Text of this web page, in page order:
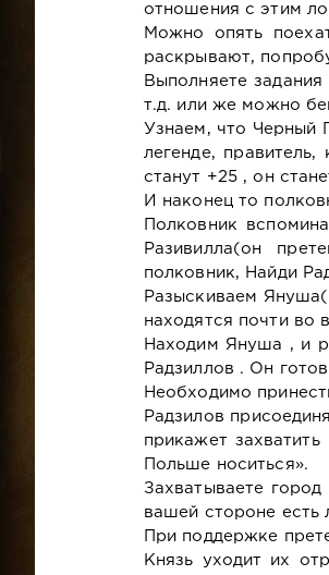
отношения с этим
Можно опять
раскрывают,
Выполняете
т.д. или же можно
Узнаем, что Черный
легенде,
станут +25 , он
И наконец то
Полковник
Разивилла(он
полковник, Найди
Разыскиваем
находятся почти во
Находим Януша , и
Радзиллов . Он
Необходимо
Радзилов
прикажет
Польше носиться».
Захватываете
вашей стороне
При поддержке
Князь уходит их